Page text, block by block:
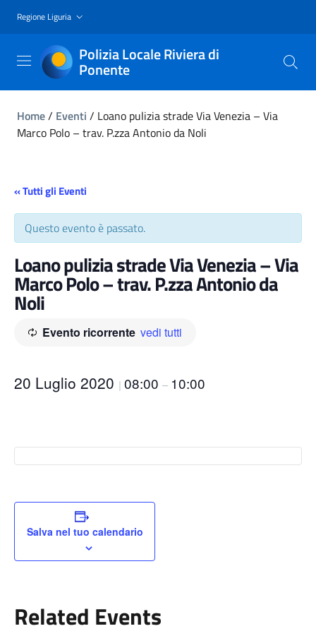
Regione Liguria
Polizia Locale Riviera di
Ponente
Home/ Eventi / Loano pulizia strade Via Venezia – Via
Marco Polo – trav. P.zza Antonio da Noli
« Tutti gli Eventi
Questo evento è passato.
Loano pulizia strade Via Venezia – Via
Marco Polo – trav. P.zza Antonio da
Noli
Evento ricorrente vedi tutti
20 Luglio 2020 | 08:00 – 10:00
Salva nel tuo calendario
Related Events